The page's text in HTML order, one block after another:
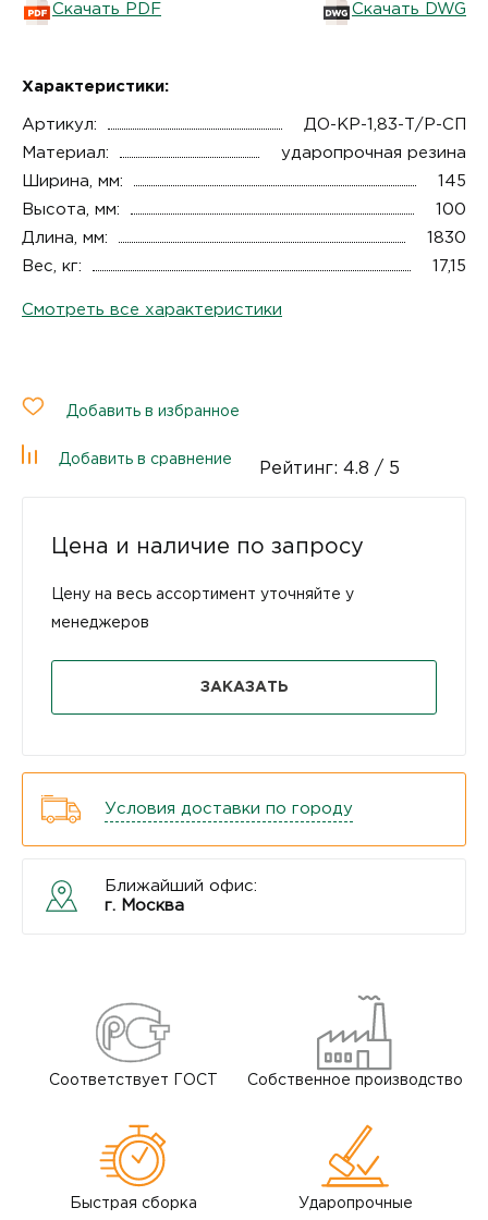
Скачать PDF Скачать DWG
Характеристики:
Артикул:
ДО-КР-1,83-Т/Р-СП
Материал:
ударопрочная резина
Ширина, мм:
145
Высота, мм:
100
Длина, мм:
1830
Вес, кг:
17,15
Смотреть все характеристики
Добавить в избранное
Добавить в сравнение
Рейтинг: 4.8 / 5
Цена и наличие по запросу
Цену на весь ассортимент уточняйте у
менеджеров
ЗАКАЗАТЬ
Условия доставки по городу
Ближайший офис:
г. Москва
Соответствует ГОСТ Собственное производство
Быстрая сборка Ударопрочные